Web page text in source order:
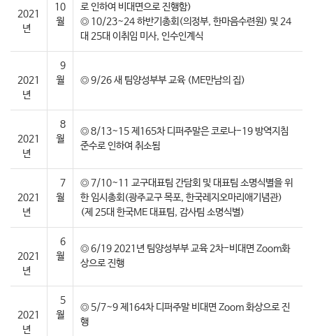
2021
년
10
월
로 인하여 비대면으로 진행함)
◎ 10/23~24 하반기총회(의정부, 한마음수련원) 및 24
대 25대 이취임 미사, 인수인계식
2021
년
9
월
◎ 9/26 새 팀양성부부 교육 (ME만남의 집)
2021
년
8
월
◎ 8/13~15 제165차 디퍼주말은 코로나-19 방역지침
준수로 인하여 취소됨
2021
년
7
월
◎ 7/10~11 교구대표팀 간담회 및 대표팀 소명식별을 위
한 임시총회(광주교구 목포, 한국레지오마리애기념관)
(제 25대 한국ME 대표팀, 감사팀 소명식별)
2021
년
6
월
◎ 6/19 2021년 팀양성부부 교육 2차-비대면 Zoom화
상으로 진행
2021
년
5
월
◎ 5/7~9 제164차 디퍼주말 비대면 Zoom 화상으로 진
행